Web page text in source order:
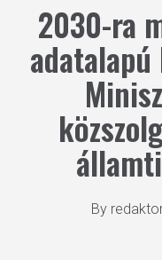
2030-ra
By